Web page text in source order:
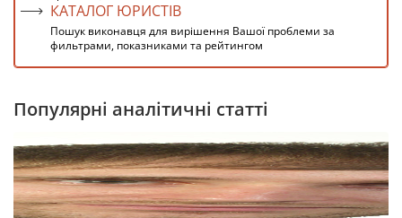
КАТАЛОГ ЮРИСТІВ
Пошук виконавця для вирішення Вашої проблеми за
фильтрами, показниками та рейтингом
Популярні аналітичні статті